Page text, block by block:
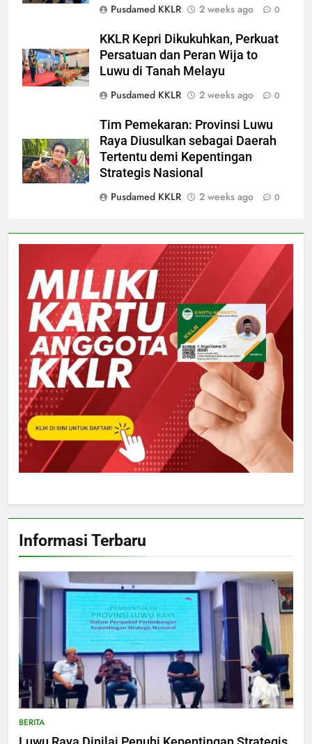
Pusdamed KKLR
2 weeks ago 0
KKLR Kepri Dikukuhkan, Perkuat
Persatuan dan Peran Wija to
Luwu di Tanah Melayu
Pusdamed KKLR
2 weeks ago 0
Tim Pemekaran: Provinsi Luwu
Raya Diusulkan sebagai Daerah
Tertentu demi Kepentingan
Strategis Nasional
Pusdamed KKLR
2 weeks ago 0
Informasi Terbaru
BERITA